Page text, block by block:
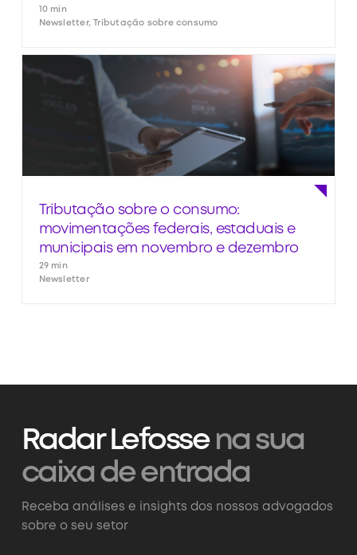
10 min
Newsletter, Tributação sobre consumo
Tributação sobre o consumo:
movimentações federais, estaduais e
municipais em novembro e dezembro
29 min
Newsletter
Radar Lefossena sua
caixa de entrada
Receba análises e insights dos nossos advogados
sobre o seu setor